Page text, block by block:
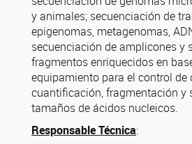
y animales; secuenciación de
epigenomas, metagenomas,
secuenciación de amplicones y
fragmentos enriquecidos en
equipamiento para el control de
cuantificación, fragmentación y
tamaños de ácidos nucleicos.
Responsable Técnica: